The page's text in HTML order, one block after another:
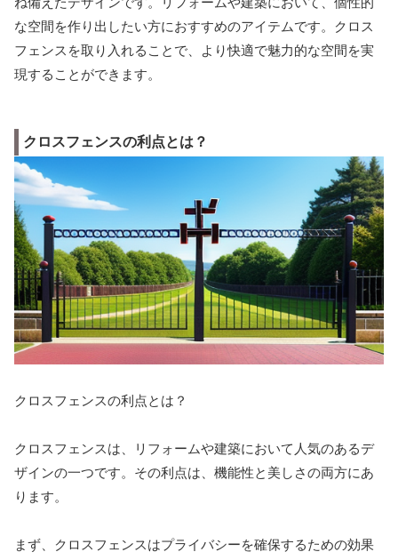
な空間を作り出したい方におすすめのアイテムです。クロス
フェンスを取り入れることで、より快適で魅力的な空間を実
現することができます。
クロスフェンスの利点とは？
クロスフェンスの利点とは？
クロスフェンスは、リフォームや建築において人気のあるデ
ザインの一つです。その利点は、機能性と美しさの両方にあ
ります。
まず、クロスフェンスはプライバシーを確保するための効果